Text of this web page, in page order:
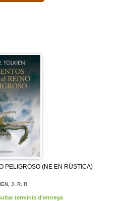
PELIGROSO (NE EN RÚSTICA)
J. R. R.
terminis d'entrega